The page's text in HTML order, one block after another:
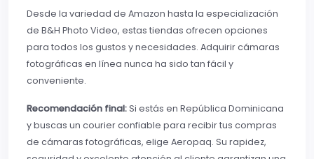
Desde la variedad de Amazon hasta la especialización
de B&H Photo Video, estas tiendas ofrecen opciones
para todos los gustos y necesidades. Adquirir cámaras
fotográficas en línea nunca ha sido tan fácil y
conveniente.
Recomendación final:Si estás en República Dominicana
y buscas un courier confiable para recibir tus compras
de cámaras fotográficas, elige Aeropaq. Su rapidez,